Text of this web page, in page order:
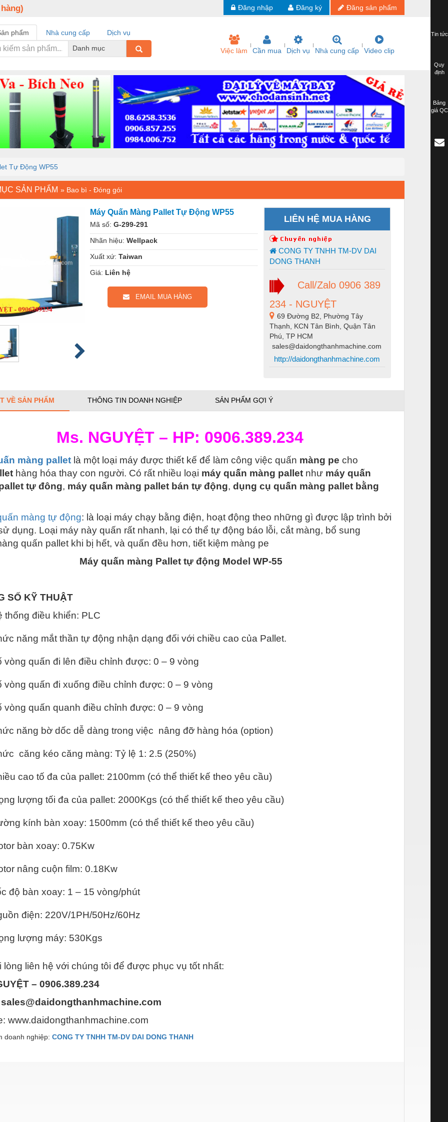
Đăng sản phẩm
Đăng ký
Đăng nhập
phẩm Nhà cung cấp
Dịch vụ
Danh mục
Việc làm Cần mua Dịch vụ Nhà cung cấp Video clip
Tự Động WP55
SẢN PHẨM » Bao bì - Đóng gói
Máy Quấn Màng Pallet Tự Động WP55
Mã số: G-299-291
Nhãn hiệu: Wellpack
Xuất xứ: Taiwan
Giá: Liên hệ
EMAIL MUA HÀNG
LIÊN HỆ MUA HÀNG
CONG TY TNHH TM-DV DAI
DONG THANH
Call/Zalo 0906 389
234 - NGUYỆT
69 Đường B2, Phường Tây
Thạnh, KCN Tân Bình, Quận Tân
Phú, TP HCM
sales@daidongthanhmachine.com
http://daidongthanhmachine.com
VỀ SẢN PHẨM THÔNG TIN DOANH NGHIỆP SẢN PHẨM GỢI Ý
Ms. NGUYỆT – HP: 0906.389.234
màng pallet là một loại máy được thiết kế để làm công việc quấn màng pe cho
hàng hóa thay con người. Có rất nhiều loại máy quấn màng pallet như máy quấn
tự đông, máy quấn màng pallet bán tự động, dụng cụ quấn màng pallet bằng
màng tự động: là loại máy chạy bằng điện, hoạt động theo những gì được lập trình bởi
dụng. Loại máy này quấn rất nhanh, lại có thể tự động báo lỗi, cắt màng, bổ sung
quấn pallet khi bị hết, và quấn đều hơn, tiết kiệm màng pe
Máy quấn màng Pallet tự động Model WP-55
SỐ KỸ THUẬT
thống điều khiển: PLC
năng mắt thần tự động nhận dạng đối với chiều cao của Pallet.
vòng quấn đi lên điều chỉnh được: 0 – 9 vòng
vòng quấn đi xuống điều chỉnh được: 0 – 9 vòng
vòng quấn quanh điều chỉnh được: 0 – 9 vòng
năng bờ dốc dễ dàng trong việc nâng đỡ hàng hóa (option)
căng kéo căng màng: Tỷ lệ 1: 2.5 (250%)
cao tố đa của pallet: 2100mm (có thể thiết kế theo yêu cầu)
lượng tối đa của pallet: 2000Kgs (có thể thiết kế theo yêu cầu)
kính bàn xoay: 1500mm (có thể thiết kế theo yêu cầu)
bàn xoay: 0.75Kw
nâng cuộn film: 0.18Kw
độ bàn xoay: 1 – 15 vòng/phút
điện: 220V/1PH/50Hz/60Hz
lượng máy: 530Kgs
lòng liên hệ với chúng tôi để được phục vụ tốt nhất:
– 0906.389.234
sales@daidongthanhmachine.com
www.daidongthanhmachine.com
doanh nghiệp: CONG TY TNHH TM-DV DAI DONG THANH
Tin tức
Quy
định
Bảng
giá QC